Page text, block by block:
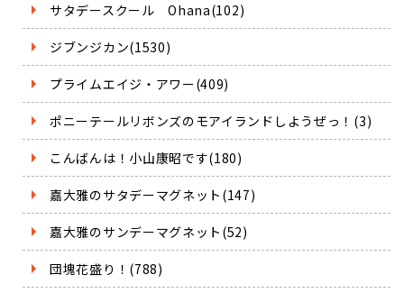
サタデースクール Ohana(102)
ジブンジカン(1530)
プライムエイジ・アワー(409)
ポニーテールリボンズのモアイランドしようぜっ！(3)
こんばんは！小山康昭です(180)
嘉大雅のサタデーマグネット(147)
嘉大雅のサンデーマグネット(52)
団塊花盛り！(788)